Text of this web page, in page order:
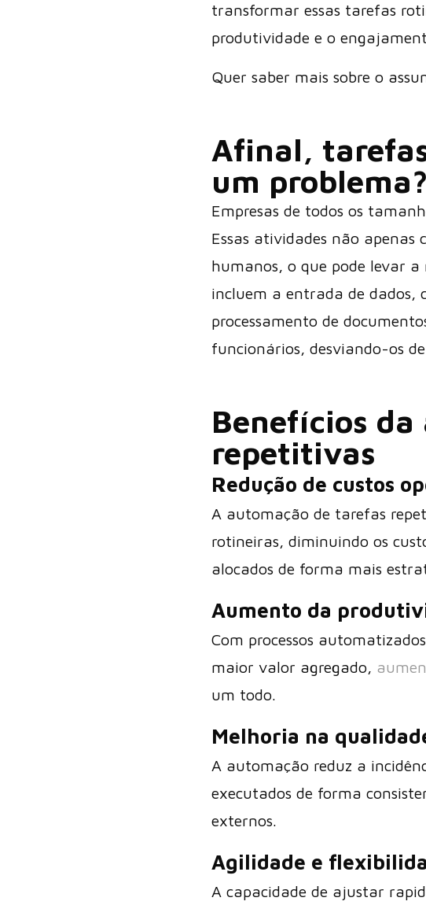
transformar essas tarefas
produtividade e o
Quer saber mais sobre o
Afinal,
um problema?
Empresas de todos os
Essas atividades não apenas
humanos, o que pode levar
incluem a entrada de dados,
processamento de
funcionários, desviando-os
Benefícios
repetitivas
Redução de custos
A automação de tarefas
rotineiras, diminuindo os
alocados de forma mais
Aumento da
Com processos
maior valor agregado,
um todo.
Melhoria na
A automação reduz a
executados de forma
externos.
Agilidade e
A capacidade de ajustar